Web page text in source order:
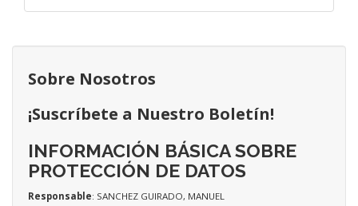
Sobre Nosotros
¡Suscríbete a Nuestro Boletín!
INFORMACIÓN BÁSICA SOBRE
PROTECCIÓN DE DATOS
Responsable: SANCHEZ GUIRADO, MANUEL